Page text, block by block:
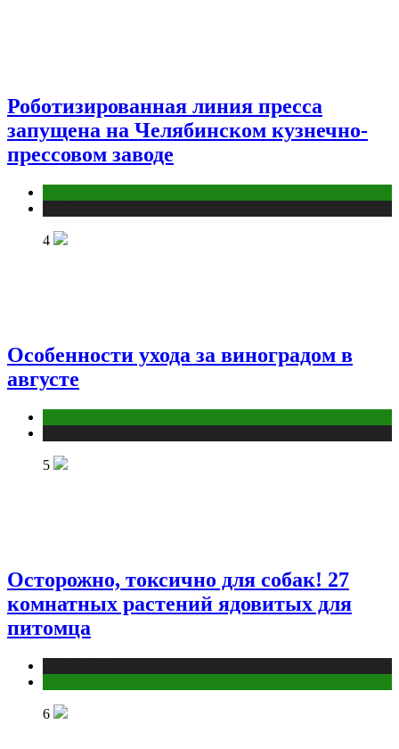
Роботизированная линия пресса
запущена на Челябинском кузнечно-
прессовом заводе
4
Особенности ухода за виноградом в
августе
5
Осторожно, токсично для собак! 27
комнатных растений ядовитых для
питомца
6